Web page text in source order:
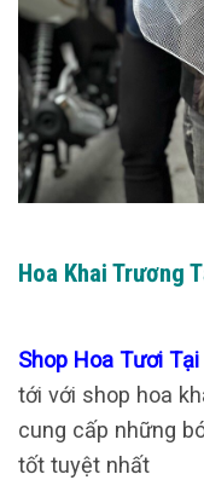
Hoa Khai Trương
Shop Hoa Tươi
tới với shop hoa
cung cấp những
tốt tuyệt nhất